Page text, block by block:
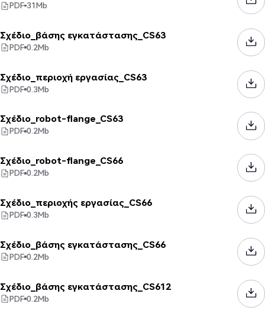
PDF 31Mb
Σχέδιο_βάσης εγκατάστασης_CS63
PDF 0.2Mb
Σχέδιο_περιοχή εργασίας_CS63
PDF 0.3Mb
Σχέδιο_robot-flange_CS63
PDF 0.2Mb
Σχέδιο_robot-flange_CS66
PDF 0.2Mb
Σχέδιο_περιοχής εργασίας_CS66
PDF 0.3Mb
Σχέδιο_βάσης εγκατάστασης_CS66
PDF 0.2Mb
Σχέδιο_βάσης εγκατάστασης_CS612
PDF 0.2Mb